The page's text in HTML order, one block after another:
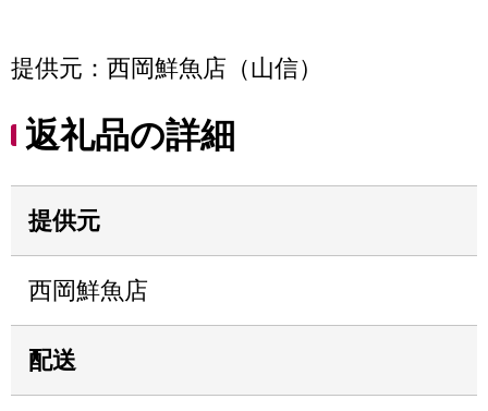
提供元：西岡鮮魚店（山信）
返礼品の詳細
提供元
西岡鮮魚店
配送